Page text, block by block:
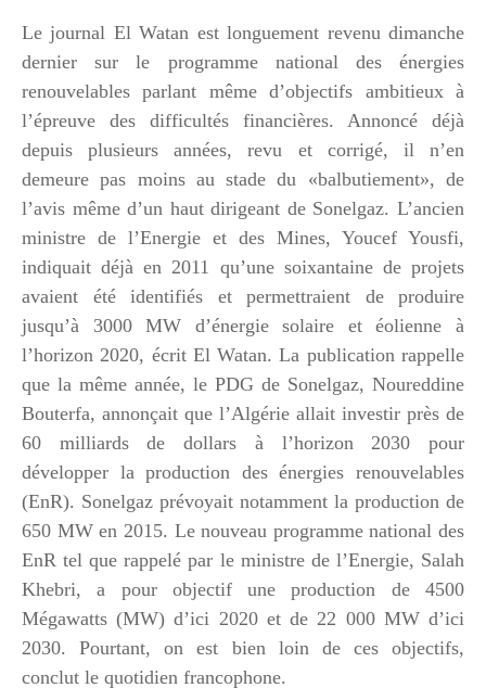
Le journal El Watan est longuement revenu dimanche
dernier sur le programme national des énergies
renouvelables parlant même d’objectifs ambitieux à
l’épreuve des difficultés financières. Annoncé déjà
depuis plusieurs années, revu et corrigé, il n’en
demeure pas moins au stade du «balbutiement», de
l’avis même d’un haut dirigeant de Sonelgaz. L’ancien
ministre de l’Energie et des Mines, Youcef Yousfi,
indiquait déjà en 2011 qu’une soixantaine de projets
avaient été identifiés et permettraient de produire
jusqu’à 3000 MW d’énergie solaire et éolienne à
l’horizon 2020, écrit El Watan. La publication rappelle
que la même année, le PDG de Sonelgaz, Noureddine
Bouterfa, annonçait que l’Algérie allait investir près de
60 milliards de dollars à l’horizon 2030 pour
développer la production des énergies renouvelables
(EnR). Sonelgaz prévoyait notamment la production de
650 MW en 2015. Le nouveau programme national des
EnR tel que rappelé par le ministre de l’Energie, Salah
Khebri, a pour objectif une production de 4500
Mégawatts (MW) d’ici 2020 et de 22 000 MW d’ici
2030. Pourtant, on est bien loin de ces objectifs,
conclut le quotidien francophone.